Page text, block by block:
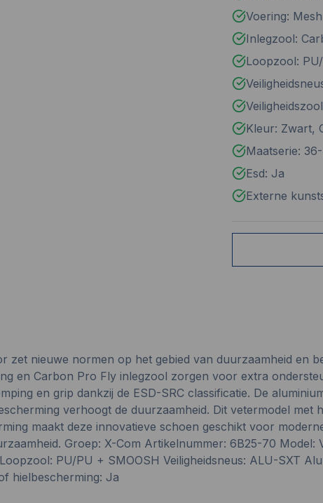
Voering: Mesh
Inlegzool:
Loopzool:
Kleur: Zwart,
Maatserie:
Esd: Ja
Externe
zet nieuwe normen op het gebied van duurzaamheid en
en Carbon Pro Fly inlegzool zorgen voor extra
en grip dankzij de ESD-SRC classificatie. De
verhoogt de duurzaamheid. Dit vetermodel
maakt deze innovatieve schoen geschikt voor
Groep: X-Com Artikelnummer: 6B25-70
PU/PU + SMOOSH Veiligheidsneus: ALU-SXT
hielbescherming: Ja